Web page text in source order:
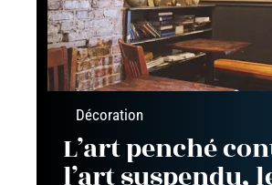
Décoration
L’art penché
l’art suspendu,